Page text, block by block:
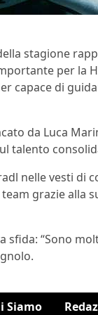
stagione
per la
capace di
da Luca
talento
nelle vesti di
grazie alla
sfida: “Sono
Siamo